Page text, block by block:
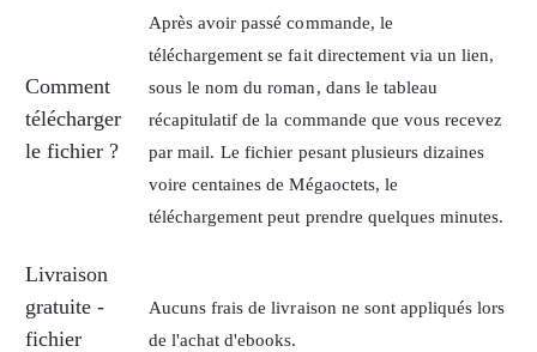
Comment
télécharger
le fichier ?
Après avoir passé commande, le
téléchargement se fait directement via un lien,
sous le nom du roman, dans le tableau
récapitulatif de la commande que vous recevez
par mail. Le fichier pesant plusieurs dizaines
voire centaines de Mégaoctets, le
téléchargement peut prendre quelques minutes.
Livraison
gratuite -
fichier
Aucuns frais de livraison ne sont appliqués lors
de l'achat d'ebooks.